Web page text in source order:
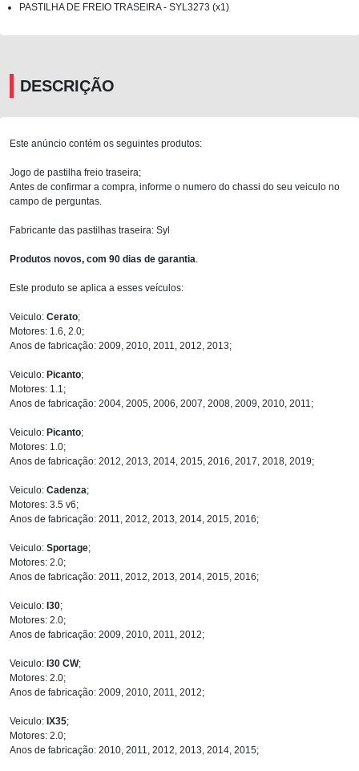
PASTILHA DE FREIO TRASEIRA - SYL3273 (x1)
DESCRIÇÃO
Este anúncio contém os seguintes produtos:
Jogo de pastilha freio traseira;
Antes de confirmar a compra, informe o numero do chassi do seu veiculo no
campo de perguntas.
Fabricante das pastilhas traseira: Syl
Produtos novos, com 90 dias de garantia
Este produto se aplica a esses veículos:
Veiculo: Cerato;
Motores: 1.6, 2.0;
Anos de fabricação: 2009, 2010, 2011, 2012, 2013;
Veiculo: Picanto;
Motores: 1.1;
Anos de fabricação: 2004, 2005, 2006, 2007, 2008, 2009, 2010, 2011;
Veiculo: Picanto;
Motores: 1.0;
Anos de fabricação: 2012, 2013, 2014, 2015, 2016, 2017, 2018, 2019;
Veiculo: Cadenza;
Motores: 3.5 v6;
Anos de fabricação: 2011, 2012, 2013, 2014, 2015, 2016;
Veiculo: Sportage;
Motores: 2.0;
Anos de fabricação: 2011, 2012, 2013, 2014, 2015, 2016;
Veiculo: I30;
Motores: 2.0;
Anos de fabricação: 2009, 2010, 2011, 2012;
Veiculo: I30 CW;
Motores: 2.0;
Anos de fabricação: 2009, 2010, 2011, 2012;
Veiculo: IX35;
Motores: 2.0;
Anos de fabricação: 2010, 2011, 2012, 2013, 2014, 2015;